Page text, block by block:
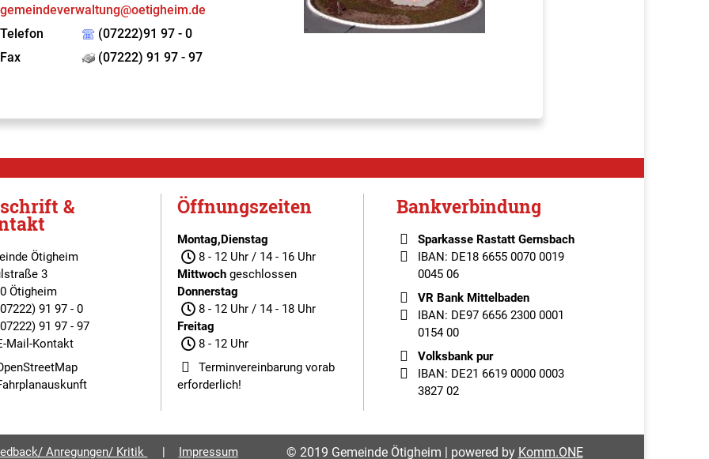
gemeindeverwaltung@oetigheim.de
Telefon
(07222)91 97 - 0
Fax
(07222) 91 97 - 97
&
Ötigheim
3
Ötigheim
91 97 - 0
91 97 - 97
Mail-Kontakt
Öffnungszeiten
Montag,Dienstag
8 - 12 Uhr / 14 - 16 Uhr
Mittwoch geschlossen
Donnerstag
8 - 12 Uhr / 14 - 18 Uhr
Freitag
8 - 12 Uhr
Terminvereinbarungvorab
erforderlich!
Bankverbindung
Sparkasse Rastatt Gernsbach
IBAN: DE18 6655 0070 0019
0045 06
VR Bank Mittelbaden
IBAN: DE97 6656 2300 0001
0154 00
Volksbank pur
IBAN: DE21 6619 0000 0003
3827 02
Anregungen/ Kritik Impressum © 2019 Gemeinde Ötigheim | powered by Komm.ONE